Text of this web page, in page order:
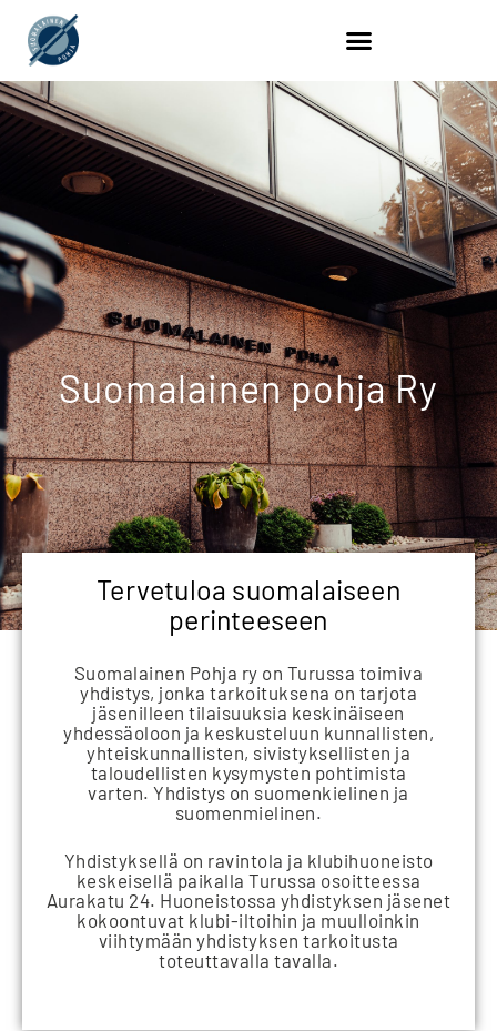
Suomalainen pohja Ry
Tervetuloa suomalaiseen
perinteeseen
Suomalainen Pohja ry on Turussa toimiva
yhdistys, jonka tarkoituksena on tarjota
jäsenilleen tilaisuuksia keskinäiseen
yhdessäoloon ja keskusteluun kunnallisten,
yhteiskunnallisten, sivistyksellisten ja
taloudellisten kysymysten pohtimista
varten. Yhdistys on suomenkielinen ja
suomenmielinen.
Yhdistyksellä on ravintola ja klubihuoneisto
keskeisellä paikalla Turussa osoitteessa
Aurakatu 24. Huoneistossa yhdistyksen jäsenet
kokoontuvat klubi-iltoihin ja muulloinkin
viihtymään yhdistyksen tarkoitusta
toteuttavalla tavalla.